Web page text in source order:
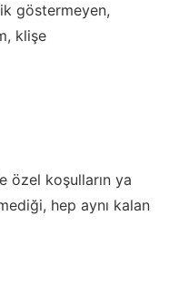
göstermeyen,
klişe
özel koşulların ya
hep aynı kalan